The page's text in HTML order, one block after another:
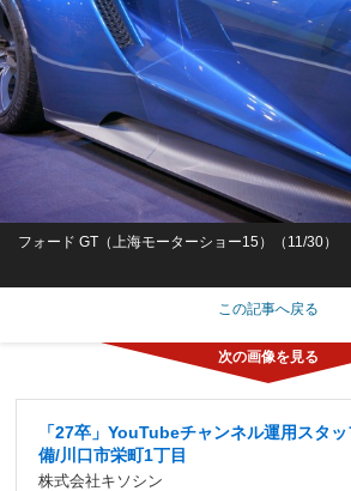
フォード GT（上海モーターショー15）（11/30）
この記事へ戻る
「27卒」YouTubeチャンネル運用スタ
備/川口市栄町1丁目
株式会社キソシン